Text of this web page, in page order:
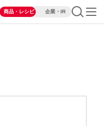
商品・レシピ 企業・IR